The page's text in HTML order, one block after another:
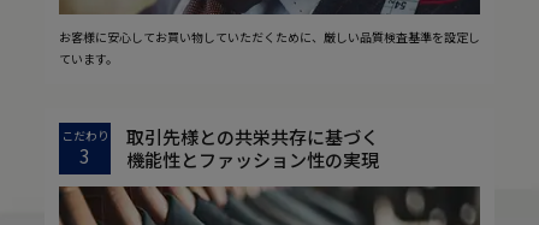
お客様に安心してお買い物していただくために、厳しい品質検査基準を設定し
ています。
こだわり
3
取引先様との共栄共存に基づく
機能性とファッション性の実現